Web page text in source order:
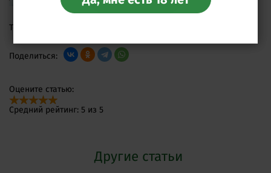
Теги:
Поделиться:
Оцените статью:
Средний рейтинг: 5 из 5
Другие статьи